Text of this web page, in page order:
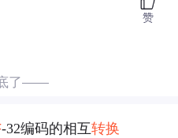
赞
了——
-32编码的相互转换